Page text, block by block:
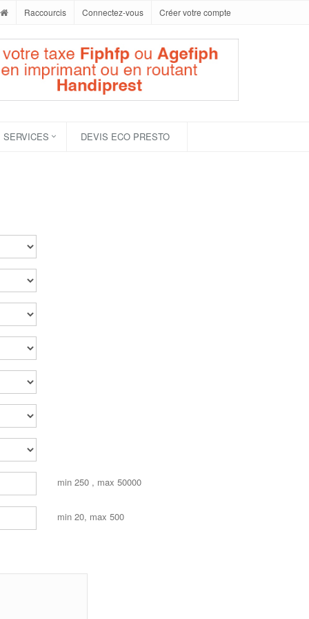
Raccourcis Connectez-vous Créer votre compte
SERVICES DEVIS ECO PRESTO
min 250 , max 50000
min 20, max 500